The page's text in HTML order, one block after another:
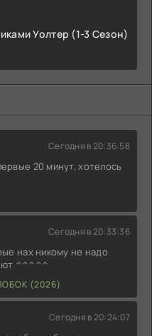
Уолтер (1-3 Сезон)
Сегодня в 20:36:58
20 минут, хотелось
Сегодня в 20:33:36
нах никому не надо
^^^^^
(2026)
Сегодня в 20:24:07